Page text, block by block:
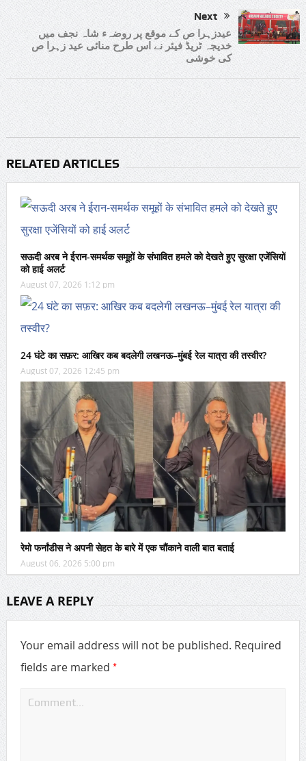
Next
عیدزہرا ص کے موقع پر روضہء شاہ نجف میں
خدیجہ ٹریڈ فیئر نے اس طرح منائی عید زہرا ص
کی خوشی
RELATED ARTICLES
सऊदी अरब ने ईरान-समर्थक समूहों के संभावित हमले को देखते हुए सुरक्षा एजेंसियों
को हाई अलर्ट
August 07, 2026 1:12 pm
24 घंटे का सफ़र: आखिर कब बदलेगी लखनऊ–मुंबई रेल यात्रा की तस्वीर?
August 07, 2026 12:45 pm
रेमो फर्नांडीस ने अपनी सेहत के बारे में एक चौंकाने वाली बात बताई
August 06, 2026 5:00 pm
LEAVE A REPLY
Your email address will not be published. Required
fields are marked *